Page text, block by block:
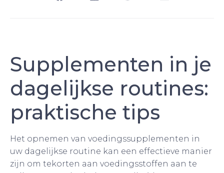
Supplementen in je
dagelijkse routines:
praktische tips
Het opnemen van voedingssupplementen in
uw dagelijkse routine kan een effectieve manier
zijn om tekorten aan voedingsstoffen aan te